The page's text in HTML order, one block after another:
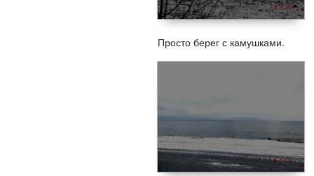
Просто берег с камушками.